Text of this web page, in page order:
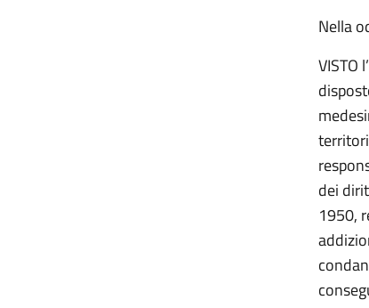
Nella
VISTO
dei
1950,